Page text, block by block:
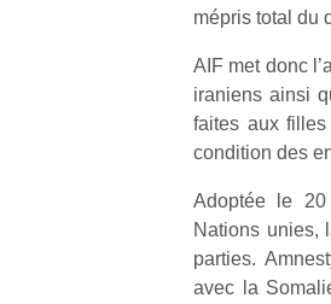
mépris total du
AIF met donc
iraniens ainsi
faites aux
condition des
Adoptée le 20
Nations unies,
parties.
avec la